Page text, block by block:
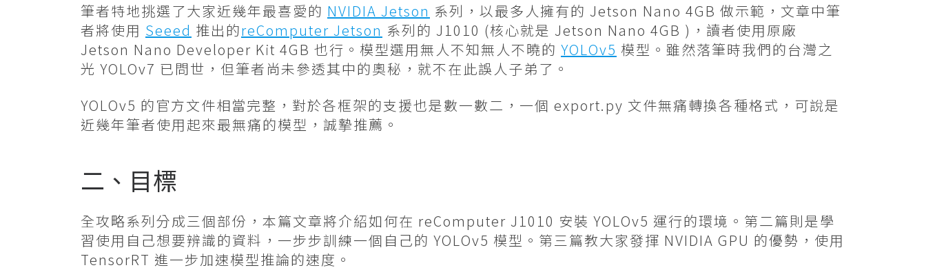
筆者特地挑選了大家近幾年最喜愛的 NVIDIA Jetson 系列，以最多人擁有的 Jetson Nano 4GB 做示範，文章中筆
者將使用 Seeed 推出的reComputer Jetson 系列的 J1010 (核心就是 Jetson Nano 4GB )，讀者使用原廠
Jetson Nano Developer Kit 4GB 也行。模型選用無人不知無人不曉的 YOLOv5 模型。雖然落筆時我們的台灣之
光 YOLOv7 已問世，但筆者尚未參透其中的奧秘，就不在此誤人子弟了。
YOLOv5 的官方文件相當完整，對於各框架的支援也是數一數二，一個 export.py 文件無痛轉換各種格式，可說是
近幾年筆者使用起來最無痛的模型，誠摯推薦。
二、目標
全攻略系列分成三個部份，本篇文章將介紹如何在 reComputer J1010 安裝 YOLOv5 運行的環境。第二篇則是學
習使用自己想要辨識的資料，一步步訓練一個自己的 YOLOv5 模型。第三篇教大家發揮 NVIDIA GPU 的優勢，使用
TensorRT 進一步加速模型推論的速度。